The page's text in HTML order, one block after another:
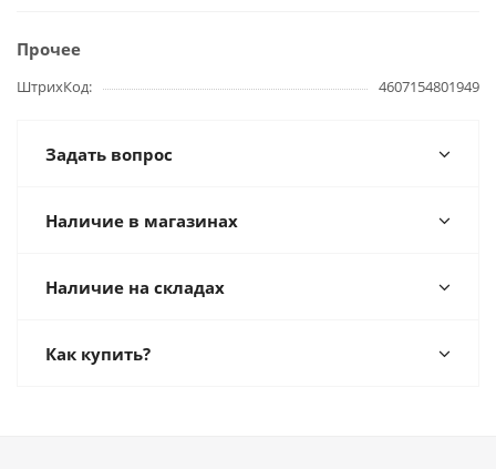
Прочее
ШтрихКод 4607154801949
Задать вопрос
Наличие в магазинах
Наличие на складах
Как купить?